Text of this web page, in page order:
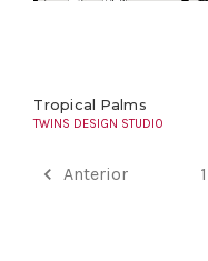
Tropical Palms
TWINS DESIGN STUDIO
Anterior 1